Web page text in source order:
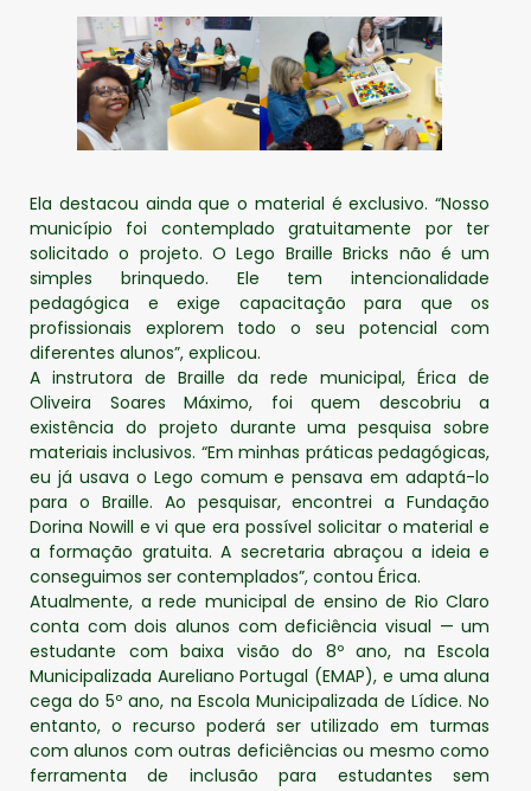
Ela destacou ainda que o material é exclusivo. “Nosso
município foi contemplado gratuitamente por ter
solicitado o projeto. O Lego Braille Bricks não é um
simples brinquedo. Ele tem intencionalidade
pedagógica e exige capacitação para que os
profissionais explorem todo o seu potencial com
diferentes alunos”, explicou.
A instrutora de Braille da rede municipal, Érica de
Oliveira Soares Máximo, foi quem descobriu a
existência do projeto durante uma pesquisa sobre
materiais inclusivos. “Em minhas práticas pedagógicas,
eu já usava o Lego comum e pensava em adaptá-lo
para o Braille. Ao pesquisar, encontrei a Fundação
Dorina Nowill e vi que era possível solicitar o material e
a formação gratuita. A secretaria abraçou a ideia e
conseguimos ser contemplados”, contou Érica.
Atualmente, a rede municipal de ensino de Rio Claro
conta com dois alunos com deficiência visual — um
estudante com baixa visão do 8º ano, na Escola
Municipalizada Aureliano Portugal (EMAP), e uma aluna
cega do 5º ano, na Escola Municipalizada de Lídice. No
entanto, o recurso poderá ser utilizado em turmas
com alunos com outras deficiências ou mesmo como
ferramenta de inclusão para estudantes sem